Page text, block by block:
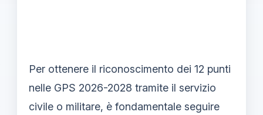
Per ottenere il riconoscimento dei 12 punti
nelle GPS 2026-2028 tramite il servizio
civile o militare, è fondamentale seguire